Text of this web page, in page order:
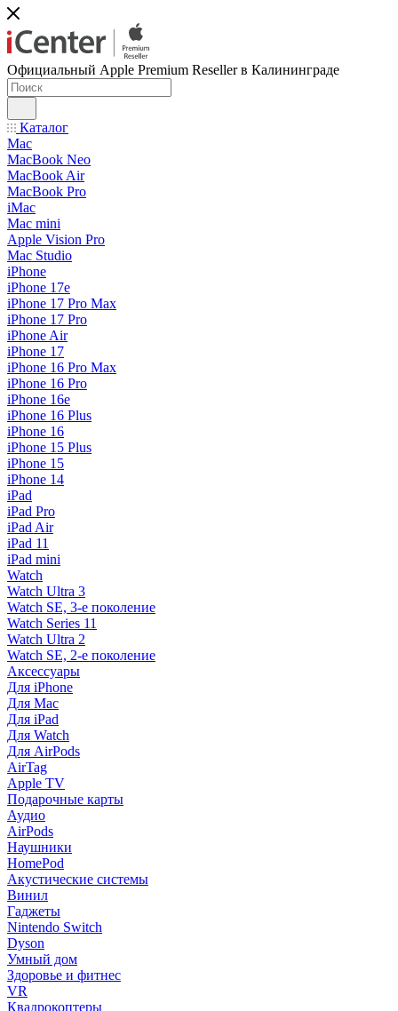
Официальный Apple Premium Reseller в Калининграде
Каталог
Mac
MacBook Neo
MacBook Air
MacBook Pro
iMac
Mac mini
Apple Vision Pro
Mac Studio
iPhone
iPhone 17e
iPhone 17 Pro Max
iPhone 17 Pro
iPhone Air
iPhone 17
iPhone 16 Pro Max
iPhone 16 Pro
iPhone 16e
iPhone 16 Plus
iPhone 16
iPhone 15 Plus
iPhone 15
iPhone 14
iPad
iPad Pro
iPad Air
iPad 11
iPad mini
Watch
Watch Ultra 3
Watch SE, 3-е поколение
Watch Series 11
Watch Ultra 2
Watch SE, 2-е поколение
Аксессуары
Для iPhone
Для Mac
Для iPad
Для Watch
Для AirPods
AirTag
Apple TV
Подарочные карты
Аудио
AirPods
Наушники
HomePod
Акустические системы
Винил
Гаджеты
Nintendo Switch
Dyson
Умный дом
Здоровье и фитнес
VR
Квадрокоптеры